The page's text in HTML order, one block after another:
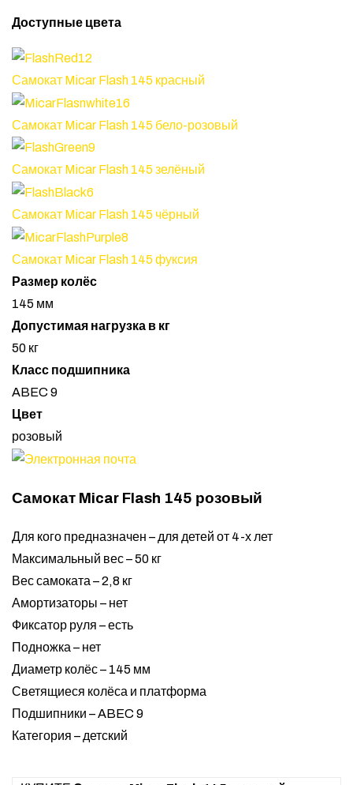
Доступные цвета
Самокат Micar Flash 145 красный
Самокат Micar Flash 145 бело-розовый
Самокат Micar Flash 145 зелёный
Самокат Micar Flash 145 чёрный
Самокат Micar Flash 145 фуксия
Размер колёс
145 мм
Допустимая нагрузка в кг
50 кг
Класс подшипника
ABEC 9
Цвет
розовый
Самокат Micar Flash 145 розовый
Для кого предназначен – для детей от 4-х лет
Максимальный вес – 50 кг
Вес самоката – 2,8 кг
Амортизаторы – нет
Фиксатор руля – есть
Подножка – нет
Диаметр колёс – 145 мм
Светящиеся колёса и платформа
Подшипники – ABEC 9
Категория – детский